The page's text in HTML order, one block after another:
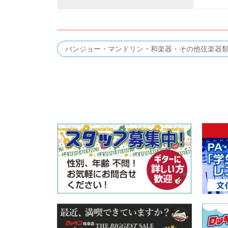
バンジョー・マンドリン・和楽器・その他弦楽器